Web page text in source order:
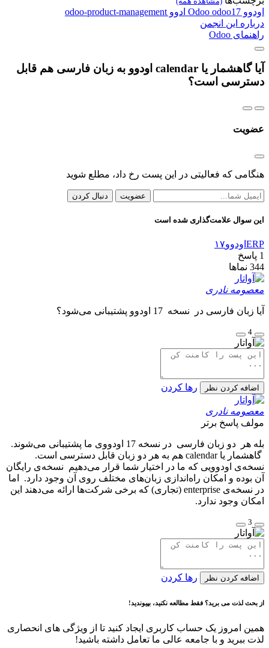
اودوو Odoo odoo17 ادوو odoo-product-management
درباره این انجمن
راهنمای Odoo
آیا گاهشمار یا calendar اودوو به زبان فارسی هم قابل
دسترسی است؟
عضویت
هنگامی که فعالیتی در این پست رخ داد، مطلع شوید
عضویت دنبال کردن
این سوال علامت‌گذاری شده است
ERP اودوو۱۷
1 پاسخ
344 نماها
معصومه نادری
آیا زبان فارسی در نسخه 17 اودوو پشتیبانی می‌شود؟
4
اضافه کردن نظر رها کردن
معصومه نادری
مولف پاسخ برتر
بله هر دو زبان فارسی در نسخه 17 اودووی ما پشتیبانی می‌شوند.
گاهشمار یا calendar هم به هر دو زبان قابل دسترسی است.
نسخه‌ی اودوویی که ما در اختیار شما قرار می‌دهیم نسخه‌ی رایگان
آن بوده و امکان راه‌اندازی زبان‌های مختلف روی آن وجود دارد. اما
در نسخه‌ی enterprise (تجاری) که برخی شرکت‌ها ارائه می‌دهند این
امکان وجود ندارد.
3
اضافه کردن نظر رها کردن
از بحث لذت می برید؟ فقط مطالعه نکنید، بپیوندید!
همین امروز یک حساب کاربری ایجاد کنید تا از ویژگی های انحصاری
لذت ببرید و با جامعه عالی ما تعامل داشته باشید!